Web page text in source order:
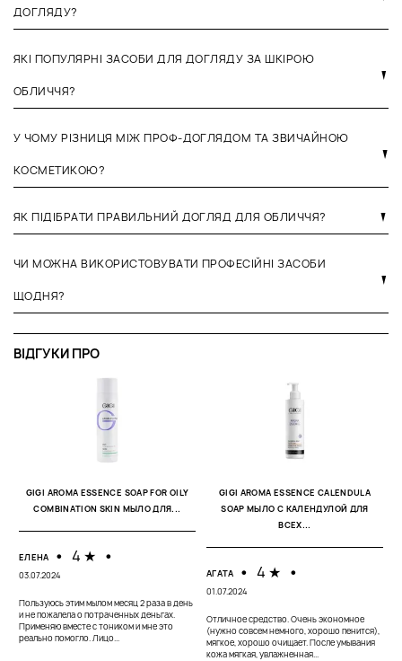
ДОГЛЯДУ?
ЯКІ ПОПУЛЯРНІ ЗАСОБИ ДЛЯ ДОГЛЯДУ ЗА ШКІРОЮ
ОБЛИЧЧЯ?
У ЧОМУ РІЗНИЦЯ МІЖ ПРОФ-ДОГЛЯДОМ ТА ЗВИЧАЙНОЮ
КОСМЕТИКОЮ?
ЯК ПІДІБРАТИ ПРАВИЛЬНИЙ ДОГЛЯД ДЛЯ ОБЛИЧЧЯ?
ЧИ МОЖНА ВИКОРИСТОВУВАТИ ПРОФЕСІЙНІ ЗАСОБИ
ЩОДНЯ?
ВІДГУКИ ПРО
GIGI AROMA ESSENCE SOAP FOR OILY
COMBINATION SKIN МЫЛО ДЛЯ...
ЕЛЕНА • 4 ★ •
03.07.2024
Пользуюсь этим мылом месяц 2 раза в день
и не пожалела о потраченных деньгах.
Применяю вместе с тоником и мне это
реально помогло. Лицо...
GIGI AROMA ESSENCE CALENDULA
SOAP МЫЛО С КАЛЕНДУЛОЙ ДЛЯ
ВСЕХ...
АГАТА • 4 ★ •
01.07.2024
Отличное средство. Очень экономное
(нужно совсем немного, хорошо пенится),
мягкое, хорошо очищает. После умывания
кожа мягкая, увлажненная...